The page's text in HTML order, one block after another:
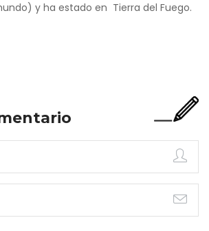
y ha estado en Tierra del Fuego.